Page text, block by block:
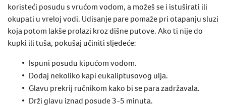
koristeći posudu s vrućom vodom, a možeš se i istuširati ili
okupati u vreloj vodi. Udisanje pare pomaže pri otapanju sluzi
koja potom lakše prolazi kroz dišne putove. Ako ti nije do
kupki ili tuša, pokušaj učiniti sljedeće:
Ispuni posudu kipućom vodom.
Dodaj nekoliko kapi eukaliptusovog ulja.
Glavu prekrij ručnikom kako bi se para zadržavala.
Drži glavu iznad posude 3-5 minuta.